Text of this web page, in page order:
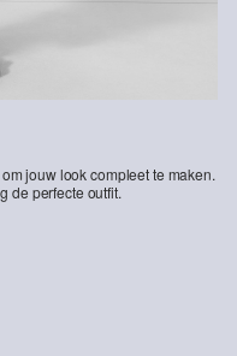
jouw look compleet te maken.
de perfecte outfit.